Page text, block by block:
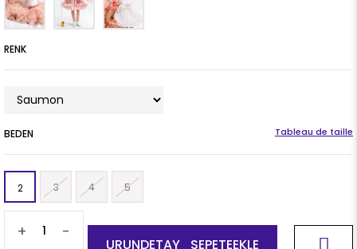
RENK
BEDEN
2 3 4 5
+ -